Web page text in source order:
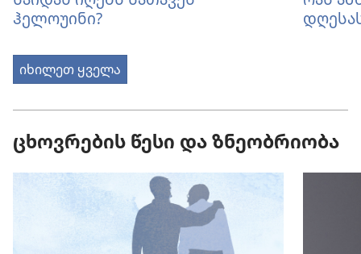
ჰელოუინი?
იხილეთ ყველა
ცხოვრების წესი და ზნეობრიობა